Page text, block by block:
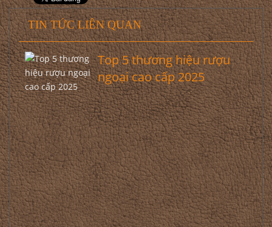
TIN TỨC LIÊN QUAN
Top 5 thương hiệu rượu
ngoại cao cấp 2025